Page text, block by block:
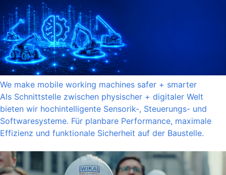
We make mobile working machines safer + smarter
Als Schnittstelle zwischen physischer + digitaler Welt
bieten wir hochintelligente Sensorik-, Steuerungs- und
Softwaresysteme. Für planbare Performance, maximale
Effizienz und funktionale Sicherheit auf der Baustelle.